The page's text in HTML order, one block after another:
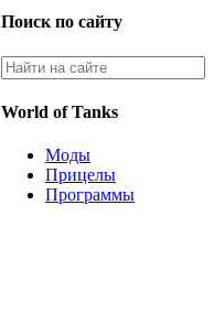
Поиск по сайту
World of Tanks
Моды
Прицелы
Программы